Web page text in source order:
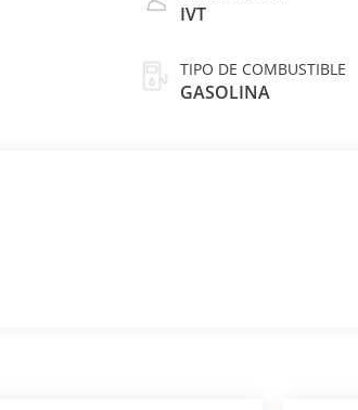
IVT
TIPO DE COMBUSTIBLE
GASOLINA